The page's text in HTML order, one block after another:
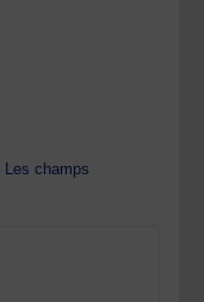
Les champs